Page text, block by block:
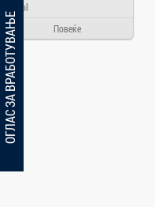
Ainol
Alcatel
Allview
Aloha Day
AMD
AOC
Apache
Повеќе
ОГЛАС ЗА ВРАБОТУВАЊЕ